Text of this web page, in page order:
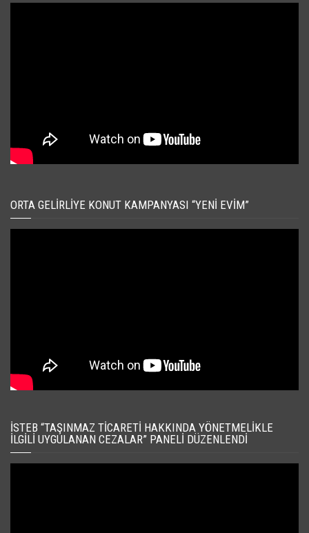
ORTA GELIRLIYE KONUT KAMPANYASI “YENI EVIM”
İSTEB “TAŞINMAZ TICARETI HAKKINDA YÖNETMELIKLE
İLGILI UYGULANAN CEZALAR” PANELI DÜZENLENDI